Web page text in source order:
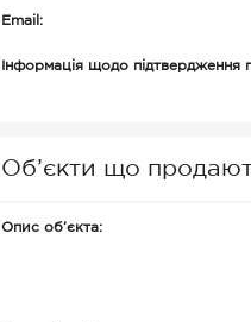
Email:
Інформація щодо підтвердження
Об’єкти що
Опис об’єкта: